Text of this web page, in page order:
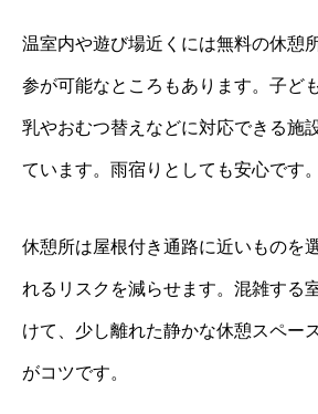
温室内や遊び場近くには無料の休憩
参が可能なところもあります。子ど
乳やおむつ替えなどに対応できる施
ています。雨宿りとしても安心です。
休憩所は屋根付き通路に近いものを
れるリスクを減らせます。混雑する
けて、少し離れた静かな休憩スペー
がコツです。